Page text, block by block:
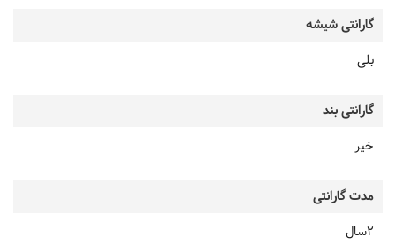
گارانتی شیشه
بلی
گارانتی بند
خیر
مدت گارانتی
2سال